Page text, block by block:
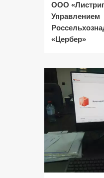
ООО
Управлением
«Цербер»